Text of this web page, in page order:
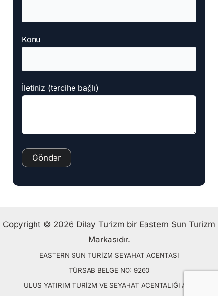
Konu
İletiniz (tercihe bağlı)
Copyright © 2026 Dilay Turizm bir Eastern Sun Turizm
Markasıdır.
EASTERN SUN TURİZM SEYAHAT ACENTASI
TÜRSAB BELGE NO: 9260
ULUS YATIRIM TURİZM VE SEYAHAT ACENTALIĞI A.Ş.